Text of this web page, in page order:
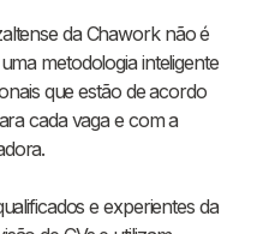
da Chawork não é
metodologia inteligente
que estão de acordo
cada vaga e com a
e experientes da